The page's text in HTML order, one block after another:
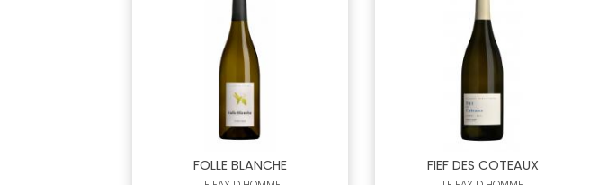
FOLLE BLANCHE FIEF DES COTEAUX